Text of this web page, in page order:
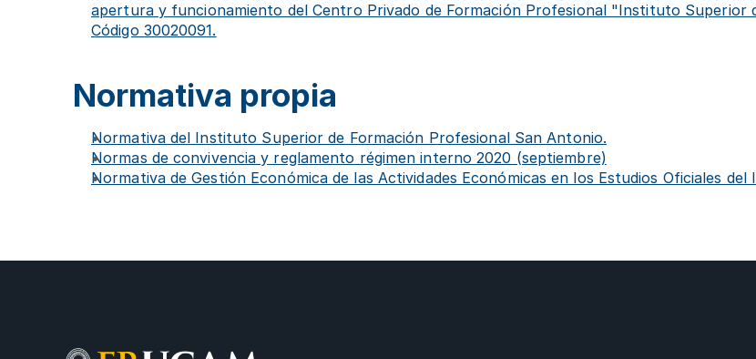
apertura y funcionamiento del Centro Privado de Formación Profesional "Instituto Superior
Código 30020091.
Normativa propia
Normativa del Instituto Superior de Formación Profesional San Antonio.
Normas de convivencia y reglamento régimen interno 2020 (septiembre)
Normativa de Gestión Económica de las Actividades Económicas en los Estudios Oficiales del